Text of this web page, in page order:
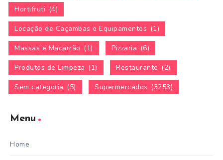
Hortifruti (4)
Locação de Caçambas e Equipamentos (1)
Massas e Macarrão (1) Pizzaria (6)
Produtos de Limpeza (1) Restaurante (2)
Sem categoria (5) Supermercados (3253)
Menu
Home